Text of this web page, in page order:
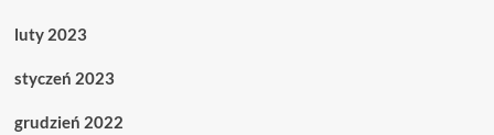
luty 2023
styczeń 2023
grudzień 2022